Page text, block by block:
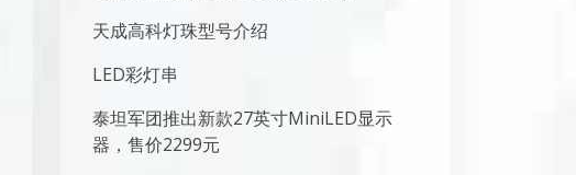
天成高科灯珠型号介绍
LED彩灯串
泰坦军团推出新款27英寸MiniLED显示
器，售价2299元